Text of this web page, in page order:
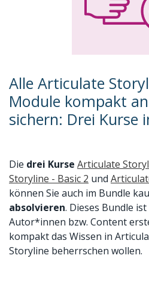
Alle Articulate
Module kompakt
sichern: Drei Kurse
Die drei Kurse Articulate
Storyline - Basic 2 und
können Sie auch im Bundle
absolvieren. Dieses Bundle
Autor*innen bzw. Content
kompakt das Wissen in
Storyline beherrschen wollen.